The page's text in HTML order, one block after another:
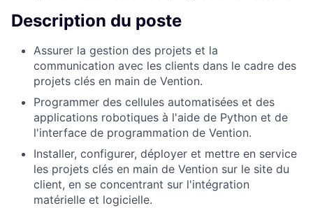
Description du poste
Assurer la gestion des projets et la
communication avec les clients dans le cadre des
projets clés en main de Vention.
Programmer des cellules automatisées et des
applications robotiques à l'aide de Python et de
l'interface de programmation de Vention.
Installer, configurer, déployer et mettre en service
les projets clés en main de Vention sur le site du
client, en se concentrant sur l'intégration
matérielle et logicielle.